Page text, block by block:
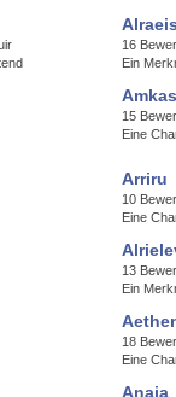
16
Ein
15
Eine
Arriru
10
Eine
13
Ein
18
Eine
Anaja